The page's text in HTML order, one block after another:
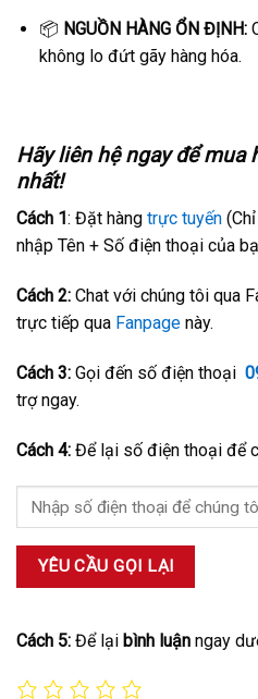
📦 NGUỒN HÀNG ỔN ĐỊNH:
không lo đứt gãy hàng hóa.
Hãy liên hệ ngay để mua
nhất!
Cách 1 : Đặt hàng trực tuyến
nhập Tên + Số điện thoại của
Cách 2: Chat với chúng tôi qua
trực tiếp qua Fanpage này.
Cách 3: Gọi đến số điện thoại
trợ ngay.
Cách 4: Để lại số điện thoại để
Cách 5: Để lại bình luận ngay